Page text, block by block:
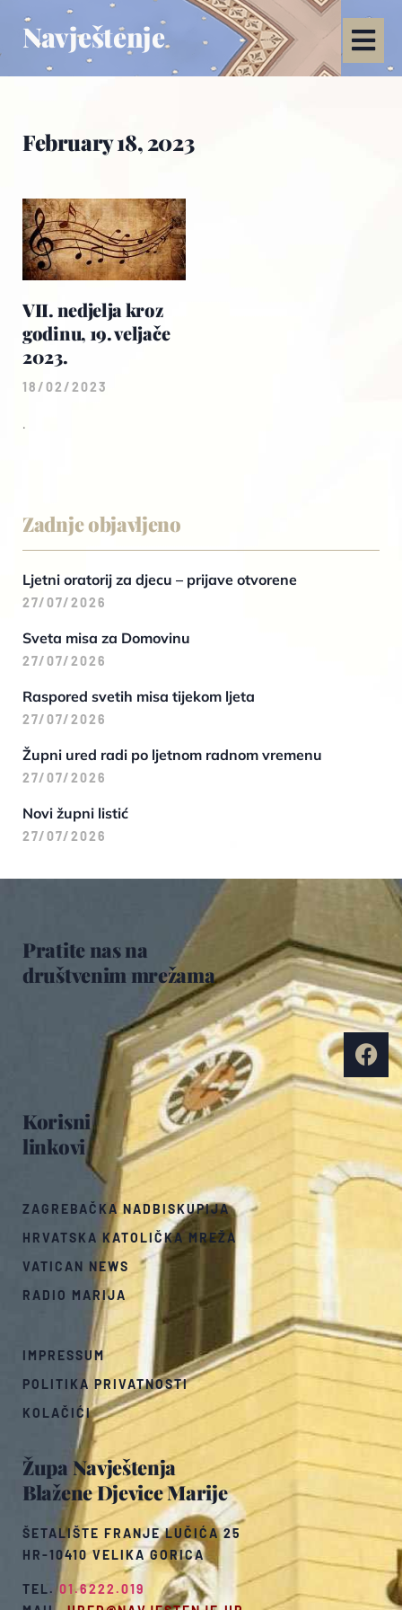
Navještenje
February 18, 2023
VII. nedjelja kroz
godinu, 19. veljače
2023.
18/02/2023
.
Zadnje objavljeno
Ljetni oratorij za djecu – prijave otvorene
27/07/2026
Sveta misa za Domovinu
27/07/2026
Raspored svetih misa tijekom ljeta
27/07/2026
Župni ured radi po ljetnom radnom vremenu
27/07/2026
Novi župni listić
27/07/2026
Župa Navještenja
Blažene Djevice Marije
ŠETALIŠTE FRANJE LUČIĆA 25
HR-10410 VELIKA GORICA
TEL.01.6222.019
Korisni
linkovi
ZAGREBAČKA NADBISKUPIJA
HRVATSKA KATOLIČKA MREŽA
VATICAN NEWS
RADIO MARIJA
IMPRESSUM
POLITIKA PRIVATNOSTI
KOLAČIĆI
Pratite nas na
društvenim mrežama